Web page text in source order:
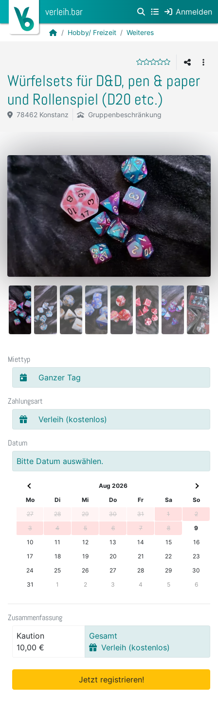
verleih.bar Anmelden
Hobby/ Freizeit Weiteres
Würfelsets für D&D, pen & paper
und Rollenspiel (D20 etc.)
78462 Konstanz Gruppenbeschränkung
Miettyp
Ganzer Tag
Zahlungsart
Verleih (kostenlos)
Datum
Bitte Datum auswählen.
Aug 2026
Mo
Di Mi Do Fr Sa
So
27
28 29 30 31 1
2
3
4 5 6 7 8
9
10
11 12 13 14 15
16
17
18 19 20 21 22
23
24
25 26 27 28 29
30
31
1 2 3 4 5 6
Zusammenfassung
Kaution
10,00 €
Gesamt
Verleih (kostenlos)
Jetzt registrieren!